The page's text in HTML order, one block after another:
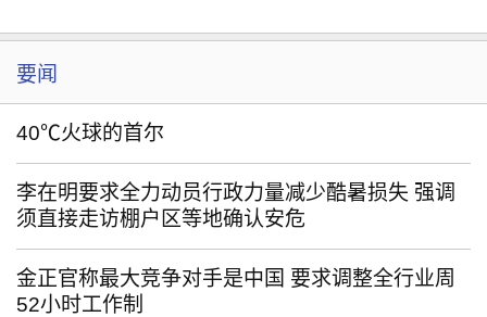
要闻
40℃火球的首尔
李在明要求全力动员行政力量减少酷暑损失 强调
须直接走访棚户区等地确认安危
金正官称最大竞争对手是中国 要求调整全行业周
52小时工作制